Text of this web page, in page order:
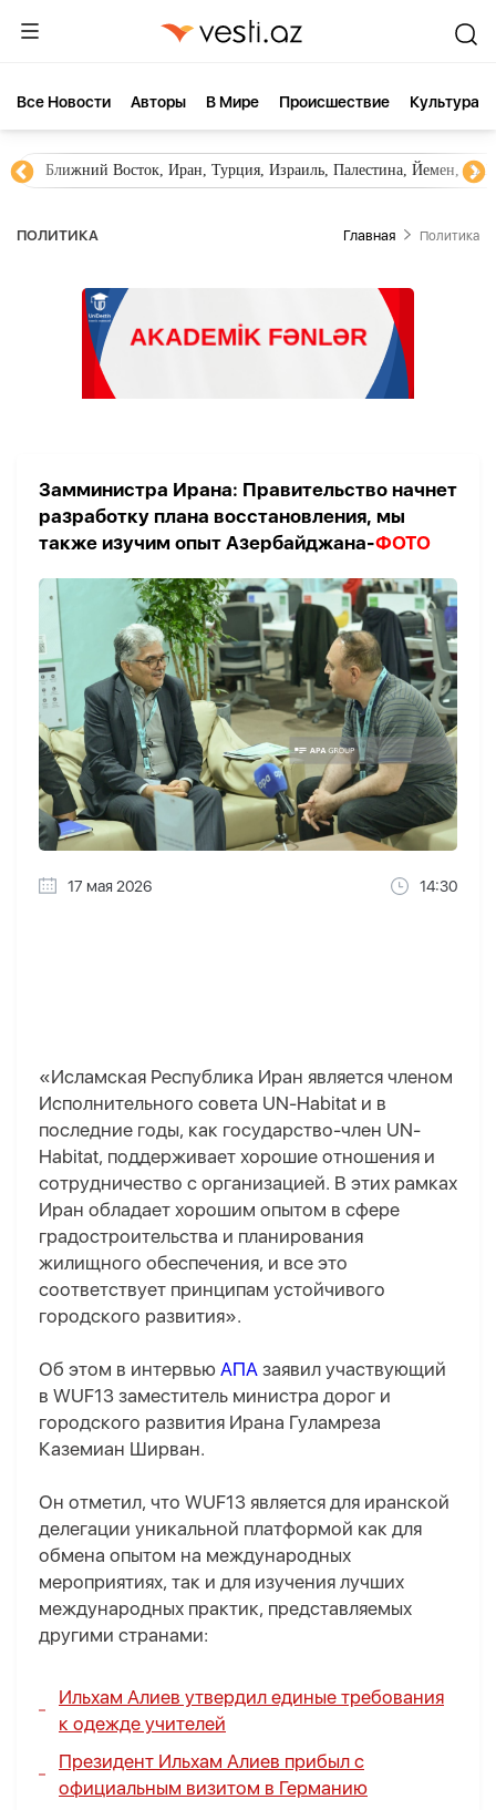
Все Новости Aвторы В Мире Происшествие Культура
Ближний Восток, Иран, Турция, Израиль, Палестина, Йемен,
ПОЛИТИКА Главная Политика
Замминистра Ирана: Правительство начнет
разработку плана восстановления, мы
также изучим опыт Азербайджана-ФОТО
17 мая 2026 14:30
«Исламская Республика Иран является членом
Исполнительного совета UN-Habitat и в
последние годы, как государство-член UN-
Habitat, поддерживает хорошие отношения и
сотрудничество с организацией. В этих рамках
Иран обладает хорошим опытом в сфере
градостроительства и планирования
жилищного обеспечения, и все это
соответствует принципам устойчивого
городского развития».
Об этом в интервью АПА заявил участвующий
в WUF13 заместитель министра дорог и
городского развития Ирана Гуламреза
Каземиан Ширван.
Он отметил, что WUF13 является для иранской
делегации уникальной платформой как для
обмена опытом на международных
мероприятиях, так и для изучения лучших
международных практик, представляемых
другими странами:
Ильхам Алиев утвердил единые требования
к одежде учителей
Президент Ильхам Алиев прибыл с
официальным визитом в Германию